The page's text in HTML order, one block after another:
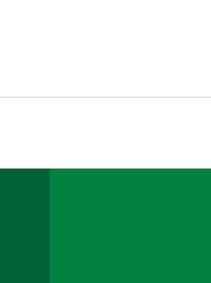
Antal dörrar